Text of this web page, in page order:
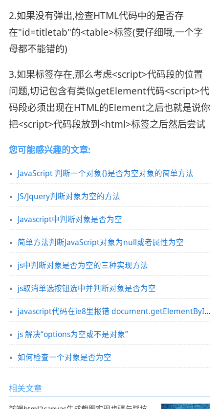
2.如果没有弹出,检查HTML代码中的是否存
在"id=titletab"的<table>标签(要仔细哦,一个字
母都不能错的)
3.如果标签存在,那么考虑<script>代码段的位置
问题,切记包含有类似getElement代码<script>代
码段必须出现在HTML的Element之后也就是说你
把<script>代码段放到<html>标签之后然后尝试
您可能感兴趣的文章:
JavaScript 判断一个对象{}是否为空对象的简单方法
JS/Jquery判断对象为空的方法
Javascript中判断对象是否为空
简单方法判断JavaScript对象为null或者属性为空
js中判断对象是否为空的三种实现方法
js取消单选按钮选中并判断对象是否为空
javascript代码在ie8里报错 document.getElementById(...) 为空或不是对象的解决方法
js 解决“options为空或不是对象”
如何检查一个对象是否为空
相关文章